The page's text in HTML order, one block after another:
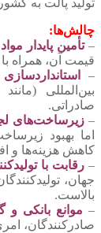
تولید پالت به
چالش‌ها:
–تأمین پایدار
قیمت آن، همراه
–
صادراتی.
–زیرساخت‌های
اما بهبود
کاهش هزینه‌ها
–رقابت با
جهان،
بالاست.
– موانع بانکی و
صادرکنندگان،